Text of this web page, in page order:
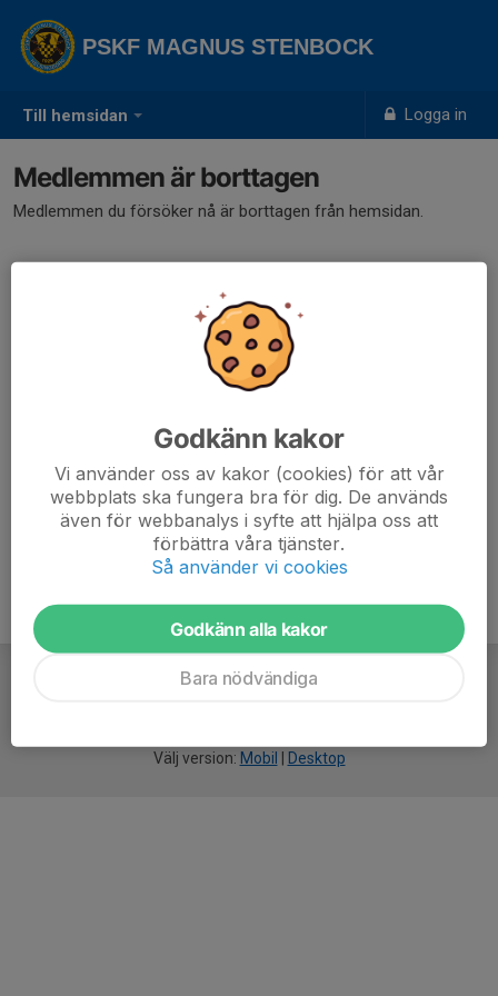
Till hemsidan Logga in
PSKF MAGNUS STENBOCK
Medlemmen är borttagen
Medlemmen du försöker nå är borttagen från hemsidan.
Välj version: Mobil Desktop
Godkänn kakor
Vi använder oss av kakor (cookies) för att vår
webbplats ska fungera bra för dig. De används
även för webbanalys i syfte att hjälpa oss att
förbättra våra tjänster.
Så använder vi cookies
Godkänn alla kakor
Bara nödvändiga